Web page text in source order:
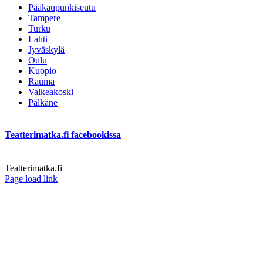
Pääkaupunkiseutu
Tampere
Turku
Lahti
Jyväskylä
Oulu
Kuopio
Rauma
Valkeakoski
Pälkäne
Teatterimatka.fi facebookissa
Teatterimatka.fi
Facebook
Page load link